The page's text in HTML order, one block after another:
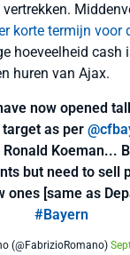
korte termijn voor
hoeveelheid cash
huren van Ajax.
now opened
target as per
Koeman...
but need to sell
ones [same as
#Bayern
(@FabrizioRomano)